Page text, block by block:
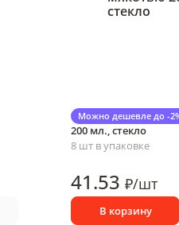
Можно дешевле до -
Сок IL PRIMO
200 мл., стекло
8 шт в упаковке
41.53 ₽/шт
В корзину